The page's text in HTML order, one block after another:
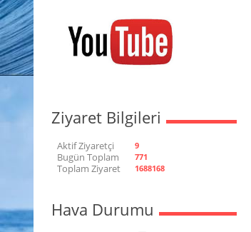
Ziyaret Bilgileri
Aktif Ziyaretçi 9
Bugün Toplam 771
Toplam Ziyaret 1688168
Hava Durumu